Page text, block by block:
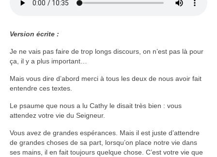
EdenCinéma
SpiNéma
Vidéos Bibliques
Autres Vidéos
Apprendre
Enseignements ALTIUS
Version écrite :
Je ne vais pas faire de trop longs discours, on n’est pas là pour
ça, il y a plus important…
Mais vous dire d’abord merci à tous les deux de nous avoir fait
entendre ces textes.
Le psaume que nous a lu Cathy le disait très bien : vous
attendez votre vie du Seigneur.
Vous avez de grandes espérances. Mais il est juste d’attendre
de grandes choses de sa part, lorsqu’on place notre vie dans
ses mains, il en fait toujours quelque chose. C’est votre vie que